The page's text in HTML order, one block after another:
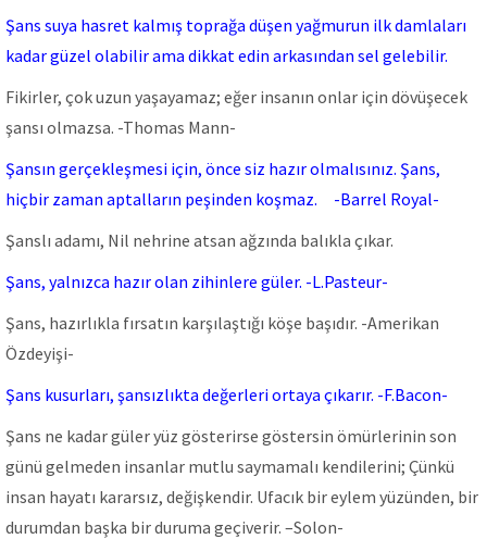
Şans suya hasret kalmış toprağa düşen yağmurun ilk damlaları
kadar güzel olabilir ama dikkat edin arkasından sel gelebilir.
Fikirler, çok uzun yaşayamaz; eğer insanın onlar için dövüşecek
şansı olmazsa. -Thomas Mann-
Şansın gerçekleşmesi için, önce siz hazır olmalısınız. Şans,
hiçbir zaman aptalların peşinden koşmaz. -Barrel Royal-
Şanslı adamı, Nil nehrine atsan ağzında balıkla çıkar.
Şans, yalnızca hazır olan zihinlere güler. -L.Pasteur-
Şans, hazırlıkla fırsatın karşılaştığı köşe başıdır. -Amerikan
Özdeyişi-
Şans kusurları, şansızlıkta değerleri ortaya çıkarır. -F.Bacon-
Şans ne kadar güler yüz gösterirse göstersin ömürlerinin son
günü gelmeden insanlar mutlu saymamalı kendilerini; Çünkü
insan hayatı kararsız, değişkendir. Ufacık bir eylem yüzünden, bir
durumdan başka bir duruma geçiverir. –Solon-